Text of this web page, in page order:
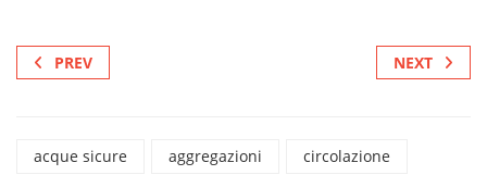
PREV NEXT
acque sicure aggregazioni
circolazione